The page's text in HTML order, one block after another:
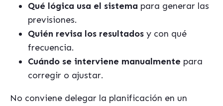
Qué lógica usa el sistema para generar las
previsiones.
Quién revisa los resultados y con qué
frecuencia.
Cuándo se interviene manualmente para
corregir o ajustar.
No conviene delegar la planificación en un